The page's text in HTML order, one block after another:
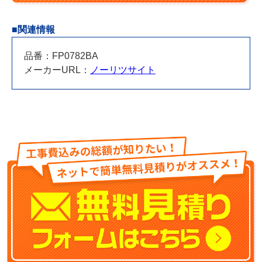
■関連情報
品番：FP0782BA
メーカーURL：
ノーリツサイト